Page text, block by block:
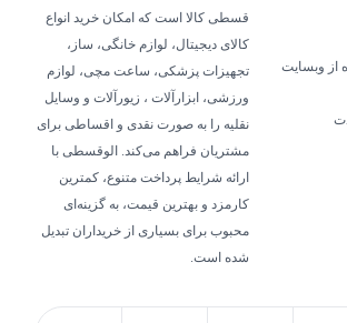
از وبسایت
قسطی کالا است که امکان خرید انواع
کالای دیجیتال، لوازم خانگی، ساز،
تجهیزات پزشکی، ساعت مچی، لوازم
ورزشی، ابزارآلات ، زیورآلات و وسایل
نقلیه را به صورت نقدی و اقساطی برای
مشتریان فراهم می‌کند. الوقسطی با
ارائه شرایط پرداخت متنوع، کمترین
کارمزد و بهترین قیمت، به گزینه‌ای
محبوب برای بسیاری از خریداران تبدیل
شده است.